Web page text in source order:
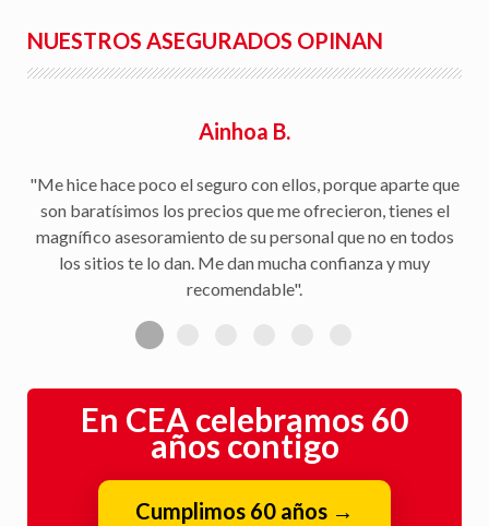
NUESTROS ASEGURADOS OPINAN
Ainhoa B.
"Me hice hace poco el seguro con ellos, porque aparte que
son baratísimos los precios que me ofrecieron, tienes el
magnífico asesoramiento de su personal que no en todos
los sitios te lo dan. Me dan mucha confianza y muy
recomendable".
En CEA celebramos 60
años contigo
Cumplimos 60 años →